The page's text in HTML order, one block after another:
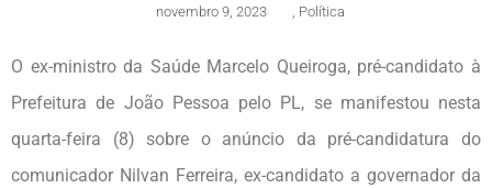
novembro 9, 2023 , Política
O ex-ministro da Saúde Marcelo Queiroga, pré-candidato à
Prefeitura de João Pessoa pelo PL, se manifestou nesta
quarta-feira (8) sobre o anúncio da pré-candidatura do
comunicador Nilvan Ferreira, ex-candidato a governador da